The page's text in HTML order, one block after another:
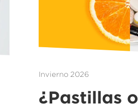
Invierno 2026
¿Pastillas o